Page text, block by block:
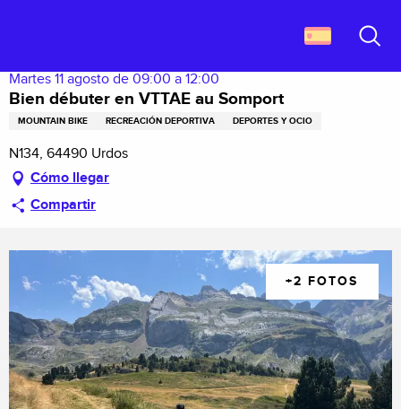
principal
Martes 11 agosto de 09:00 a 12:00
Bien débuter en VTTAE au Somport
MOUNTAIN BIKE RECREACIÓN DEPORTIVA DEPORTES Y OCIO
N134, 64490 Urdos
Cómo llegar
Compartir
+2 FOTOS